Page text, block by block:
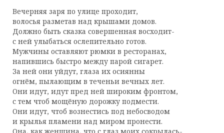
Вечерняя заря по улице проходит,
волосья разметав над крышами домов.
Должно быть сказка совершенная восходит-
с ней улыбаться ослепительно готов.
Мужчины оставляют рюмки в ресторанах,
напившись быстро между парой сигарет.
За ней они уйдут, глаза их осиянны
огнём, пылающим в теченьи вечных лет.
Они идут, идут пред ней широким фронтом,
с тем чтоб мощёную дорожку подмести.
Они идут, чтоб вознестись под небосводом
и крылья пламени над миром пронести.